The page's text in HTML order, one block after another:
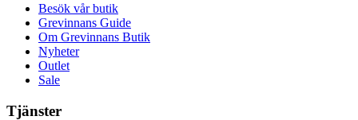
Besök vår butik
Grevinnans Guide
Om Grevinnans Butik
Nyheter
Outlet
Sale
Tjänster